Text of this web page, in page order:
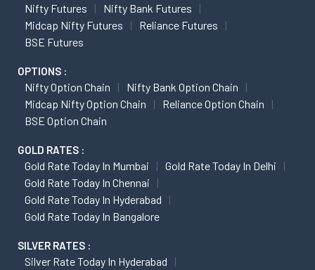
Nifty Futures
Nifty Bank Futures
Midcap Nifty Futures
Reliance Futures
BSE Futures
OPTIONS :
Nifty Option Chain
Nifty Bank Option Chain
Midcap Nifty Option Chain
Reliance Option Chain
BSE Option Chain
GOLD RATES :
Gold Rate Today In Mumbai
Gold Rate Today In Delhi
Gold Rate Today In Chennai
Gold Rate Today In Hyderabad
Gold Rate Today In Bangalore
SILVER RATES :
Silver Rate Today In Hyderabad